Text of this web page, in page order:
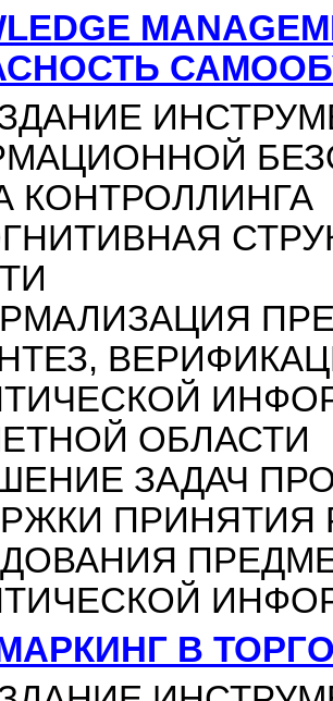
КОНТРОЛЛИНГА
ОБЛАСТИ
ЗАДАЧ
ПРИНЯТИЯ
В